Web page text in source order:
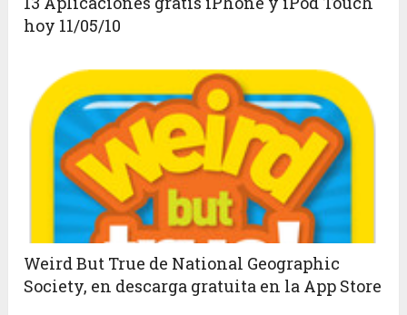
hoy 11/05/10
Weird But True de National Geographic
Society, en descarga gratuita en la App Store